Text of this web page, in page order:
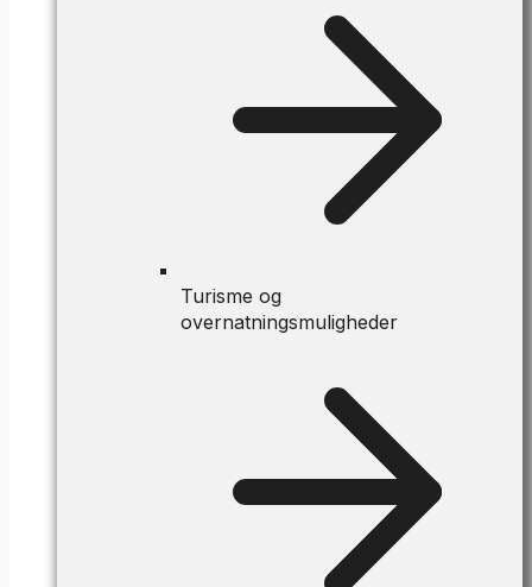
Turisme og
overnatningsmuligheder